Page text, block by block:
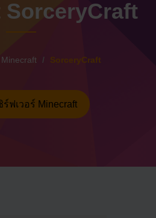
SorceryCraft
Minecraft SorceryCraft
ร์ฟเวอร์ Minecraft